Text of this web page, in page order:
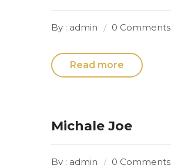
By : admin 0 Comments
Read more
Michale Joe
By : admin 0 Comments